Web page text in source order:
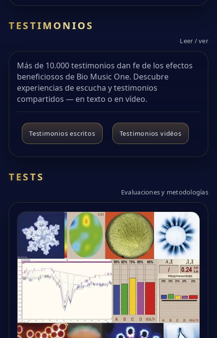
TESTIMONIOS
Leer / ver
Más de 10.000 testimonios dan fe de los efectos
beneficiosos de Bio Music One. Descubre
experiencias de escucha y testimonios
compartidos — en texto o en vídeo.
Testimonios escritos Testimonios vidéos
TESTS
Evaluaciones y metodologías